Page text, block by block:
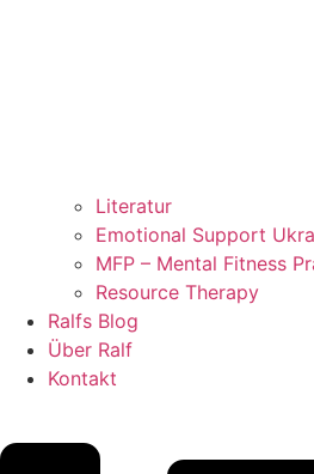
Literatur
Emotional Support
MFP – Mental Fitness
Resource Therapy
Ralfs Blog
Über Ralf
Kontakt